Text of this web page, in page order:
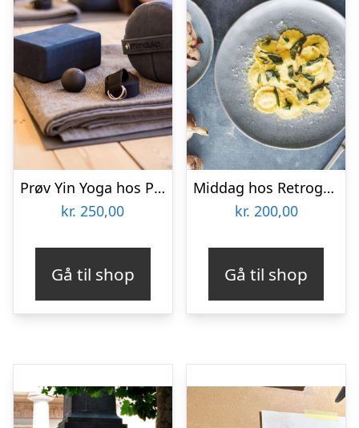
Prøv Yin Yoga hos Power Yoga Copenhagen
kr. 250,00
Gå til shop
Middag hos Retrogusto
kr. 200,00
Gå til shop